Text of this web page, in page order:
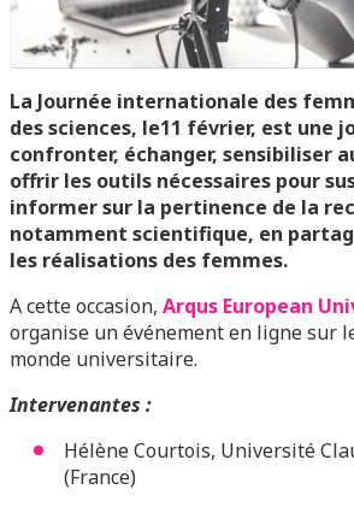
La Journée internationale des
des sciences, le11 février, est une
confronter, échanger, sensibiliser
offrir les outils nécessaires pour
informer sur la pertinence de la
notamment scientifique, en
les réalisations des femmes.
A cette occasion, Arqus European
organise un événement en ligne sur
monde universitaire.
Intervenantes :
Hélène Courtois, Université
(France)